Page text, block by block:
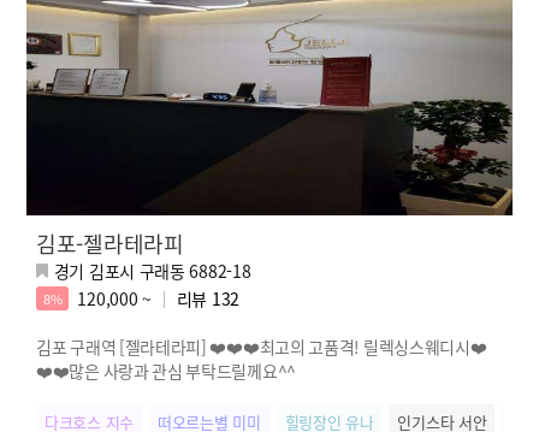
김포-젤라테라피
경기 김포시 구래동 6882-18
8% 120,000 ~ 리뷰 132
김포 구래역 [젤라테라피] ❤️❤️❤️최고의 고품격! 릴렉싱스웨디시❤️
❤️❤️많은 사랑과 관심 부탁드릴께요^^
다크호스 지수 떠오르는별 미미 힐링장인 유나 인기스타 서안